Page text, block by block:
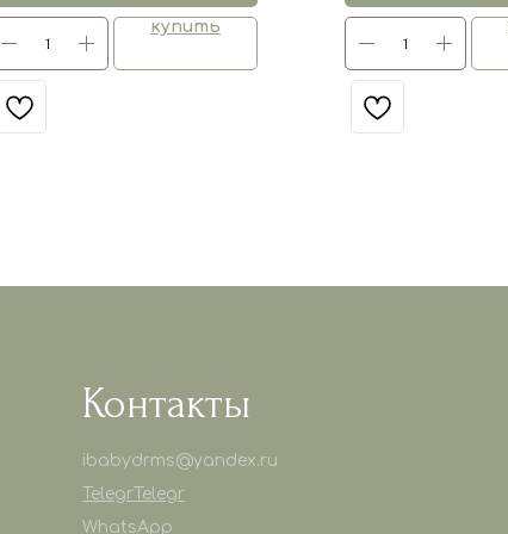
купить
Контакты
ibabydrms@yandex.ru
Telegr Telegr
WhatsApp